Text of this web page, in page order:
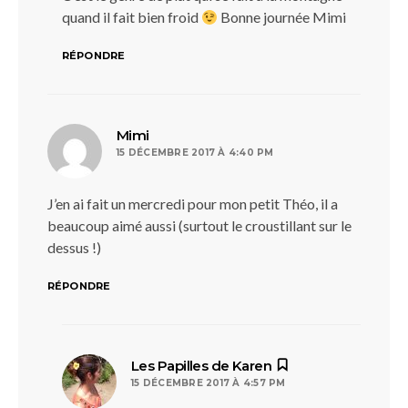
quand il fait bien froid
Bonne journée Mimi
RÉPONDRE
Mimi
15 DÉCEMBRE 2017 À 4:40 PM
J’en ai fait un mercredi pour mon petit Théo, il a
beaucoup aimé aussi (surtout le croustillant sur le
dessus !)
RÉPONDRE
Les Papilles de Karen
15 DÉCEMBRE 2017 À 4:57 PM